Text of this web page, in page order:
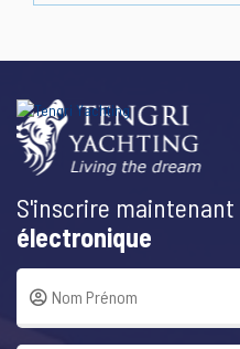
S'inscrire maintenant
électronique